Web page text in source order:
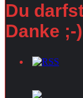
Du
Danke ;-)